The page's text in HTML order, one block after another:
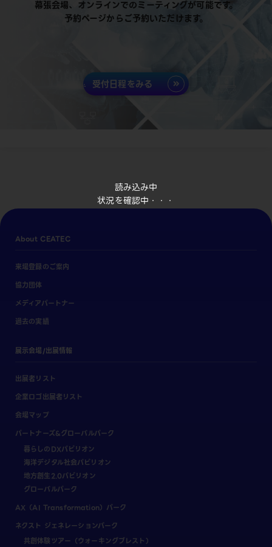
読み込み中
状況を確認中・・・
幕張会場、オンラインでのミーティングが可能です。
予約ページからご予約いただけます。
受付日程をみる
About CEATEC
来場登録のご案内
協力団体
メディアパートナー
過去の実績
展示会場/出展情報
出展者リスト
企業ロゴ出展者リスト
会場マップ
パートナーズ&グローバルパーク
暮らしのDXパビリオン
海洋デジタル社会パビリオン
地方創生2.0パビリオン
グローバルパーク
AX（AI Transformation）パーク
ネクスト ジェネレーションパーク
共創体験ツアー（ウォーキングブレスト）